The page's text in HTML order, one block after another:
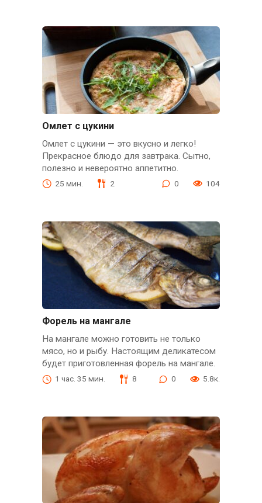
Омлет с цукини
Омлет с цукини — это вкусно и легко!
Прекрасное блюдо для завтрака. Сытно,
полезно и невероятно аппетитно.
25 мин. 2 0 104
Форель на мангале
На мангале можно готовить не только
мясо, но и рыбу. Настоящим деликатесом
будет приготовленная форель на мангале.
1 час. 35 мин. 8 0 5.8к.